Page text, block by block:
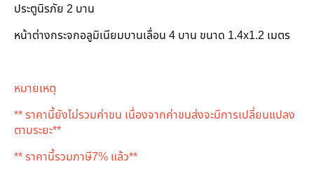
ประตูนิรภัย 2 บาน
หน้าต่างกระจกอลูมิเนียมบานเลื่อน 4 บาน ขนาด 1.4x1.2 เมตร
หมายเหตุ
** ราคานี้ยังไม่รวมค่าขน เนื่องจากค่าขนส่งจะมีการเปลี่ยนแปลง
ตามระยะ**
** ราคานี้รวมภาษี7% แล้ว**